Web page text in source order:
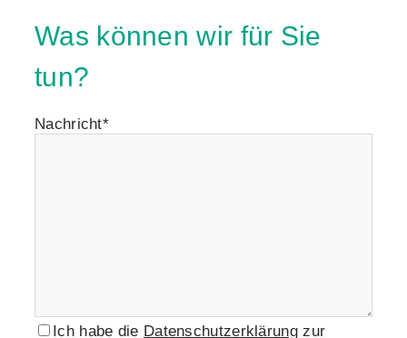
Was können wir für Sie
tun?
Nachricht*
Ich habe die Datenschutzerklärungzur